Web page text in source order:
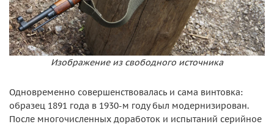
Изображение из свободного источника
Одновременно совершенствовалась и сама винтовка:
образец 1891 года в 1930-м году был модернизирован.
После многочисленных доработок и испытаний серийное